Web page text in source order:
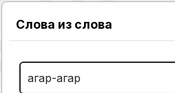
Слова из слова